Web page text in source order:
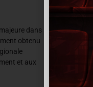
dans
obtenu
et aux